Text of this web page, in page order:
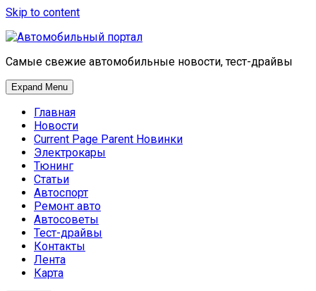
Skip to content
Самые свежие автомобильные новости, тест-драйвы
Expand Menu
Главная
Новости
Current Page Parent Новинки
Электрокары
Тюнинг
Статьи
Автоспорт
Ремонт авто
Автосоветы
Тест-драйвы
Контакты
Лента
Карта